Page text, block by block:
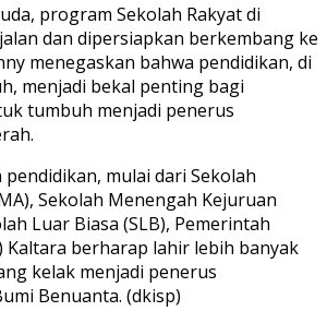
program Sekolah Rakyat di
dan dipersiapkan berkembang ke
menegaskan bahwa pendidikan, di
menjadi bekal penting bagi
tumbuh menjadi penerus
mulai dari Sekolah
Sekolah Menengah Kejuruan
Luar Biasa (SLB), Pemerintah
Kaltara berharap lahir lebih banyak
kelak menjadi penerus
Benuanta. (dkisp)